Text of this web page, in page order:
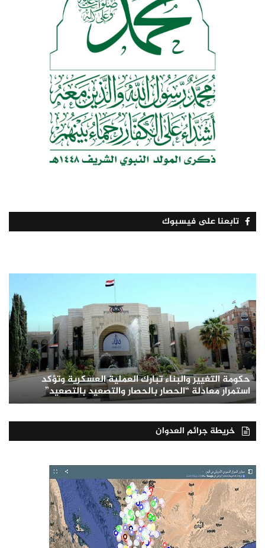
تابعنا على فيسبوك
حكومة التغيير والبناء تبارك العملية العسكرية وتؤكد
استمرار معادلة “الحصار بالحصار والتصعيد بالتصعيد”
خريطة جرائم العدوان